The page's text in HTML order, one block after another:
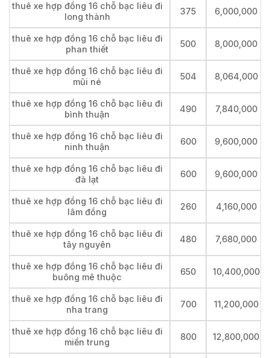
thuê xe hợp đồng 16 chỗ bạc liêu đi
long thành
375 6,000,000
thuê xe hợp đồng 16 chỗ bạc liêu đi
phan thiết
500 8,000,000
thuê xe hợp đồng 16 chỗ bạc liêu đi
mũi né
504 8,064,000
thuê xe hợp đồng 16 chỗ bạc liêu đi
bình thuận
490 7,840,000
thuê xe hợp đồng 16 chỗ bạc liêu đi
ninh thuận
600 9,600,000
thuê xe hợp đồng 16 chỗ bạc liêu đi
đà lạt
600 9,600,000
thuê xe hợp đồng 16 chỗ bạc liêu đi
lâm đồng
260 4,160,000
thuê xe hợp đồng 16 chỗ bạc liêu đi
tây nguyên
480 7,680,000
thuê xe hợp đồng 16 chỗ bạc liêu đi
buông mê thuộc
650 10,400,000
thuê xe hợp đồng 16 chỗ bạc liêu đi
nha trang
700 11,200,000
thuê xe hợp đồng 16 chỗ bạc liêu đi
miền trung
800 12,800,000